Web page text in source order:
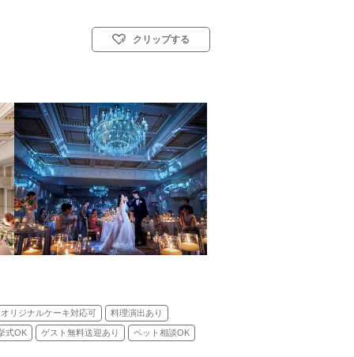
式／人前式／和装人前式
クリップする
オリジナルケーキ対応可 料理演出あり
式OK ゲスト無料送迎あり ペット相談OK